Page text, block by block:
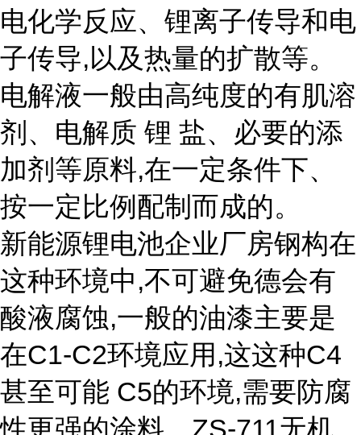
电化学反应、锂离子传导和电
子传导,以及热量的扩散等。
电解液一般由高纯度的有肌溶
剂、电解质 锂 盐、必要的添
加剂等原料,在一定条件下、
按一定比例配制而成的。
新能源锂电池企业厂房钢构在
这种环境中,不可避免德会有
酸液腐蚀,一般的油漆主要是
在C1-C2环境应用,这这种C4
甚至可能 C5的环境,需要防腐
性更强的涂料。ZS-711无机